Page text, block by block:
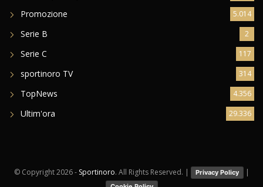
Promozione 5.014
Serie B 2
Serie C 117
sportinoro TV 314
TopNews 4.356
Ultim'ora 29.336
© Copyright2026 - Sportinoro. All Rights Reserved. | Privacy Policy |